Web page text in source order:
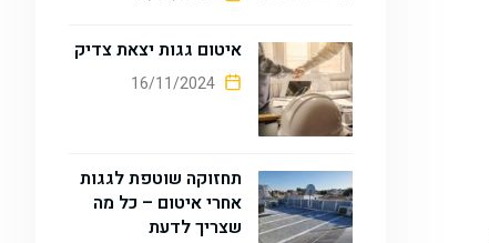
איטום גגות יצאת צדיק
תחזוקה שוטפת לגגות
אחרי איטום – כל מה
שצריך לדעת